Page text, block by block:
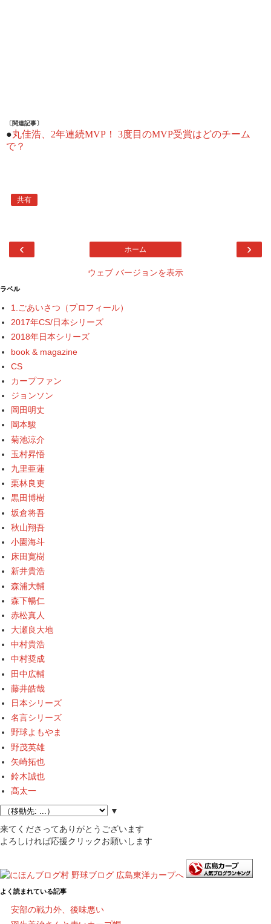
〔関連記事〕
●丸佳浩、2年連続MVP！ 3度目のMVP受賞はどのチーム
で？
共有
‹ ›
ホーム
ウェブ バージョンを表示
ラベル
1.ごあいさつ（プロフィール）
2017年CS/日本シリーズ
2018年日本シリーズ
book & magazine
CS
カープファン
ジョンソン
岡田明丈
岡本駿
菊池涼介
玉村昇悟
九里亜蓮
栗林良吏
黒田博樹
坂倉将吾
秋山翔吾
小園海斗
床田寛樹
新井貴浩
森浦大輔
森下暢仁
赤松真人
大瀬良大地
中村貴浩
中村奨成
田中広輔
藤井皓哉
日本シリーズ
名言シリーズ
野球よもやま
野茂英雄
矢崎拓也
鈴木誠也
髙太一
▼
来てくださってありがとうございます
よろしければ応援クリックお願いします
よく読まれている記事
安部の戦力外、後味悪い